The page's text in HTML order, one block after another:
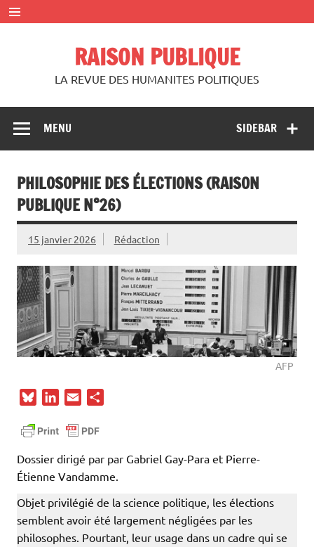
Skip
to
content
RAISON PUBLIQUE
LA REVUE DES HUMANITES POLITIQUES
SIDEBAR
MENU
PHILOSOPHIE DES ÉLECTIONS (RAISON
PUBLIQUE N°26)
15 janvier 2026 Rédaction
AFP
u
s
k
y
e
d
I
n
a
l
a
g
e
r
Dossier dirigé par par Gabriel Gay-Para et Pierre-
Étienne Vandamme.
Objet privilégié de la science politique, les élections
semblent avoir été largement négligées par les
philosophes. Pourtant, leur usage dans un cadre qui se